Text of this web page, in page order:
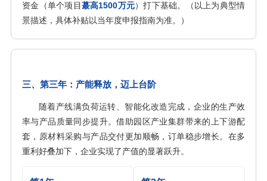
资金（单个项目蕞高1500万元）打下基础。（以上为典型情
景描述，具体补贴以当年度申报指南为准。）
三、第三年：产能释放，迈上台阶
随着产线满负荷运转、智能化改造完成，企业的生产效
率与产品质量同步提升。借助园区产业集群带来的上下游配
套，原材料采购与产品交付更加顺畅，订单稳步增长。在多
重利好叠加下，企业实现了产值的显著跃升。